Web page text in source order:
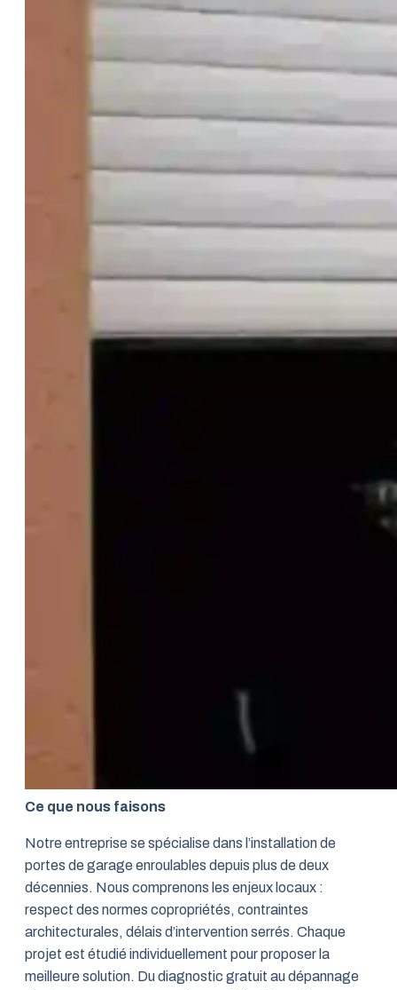
Ce que nous faisons
Notre entreprise se spécialise dans l’installation de
portes de garage enroulables depuis plus de deux
décennies. Nous comprenons les enjeux locaux :
respect des normes copropriétés, contraintes
architecturales, délais d’intervention serrés. Chaque
projet est étudié individuellement pour proposer la
meilleure solution. Du diagnostic gratuit au dépannage